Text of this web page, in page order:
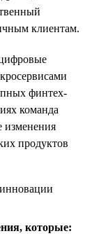
клиентам.
финтех-
команда
изменения
продуктов
которые: